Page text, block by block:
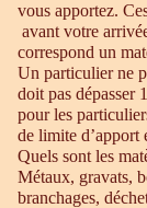
vous apportez.
avant votre
correspond un
Un particulier ne
doit pas dépasser
pour les
de limite d’apport
Quels sont les
Métaux, gravats,
branchages,